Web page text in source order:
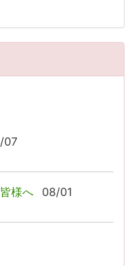
07
様へ 08/01